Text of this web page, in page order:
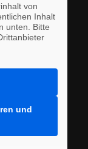
von
Inhalt
unten. Bitte
und